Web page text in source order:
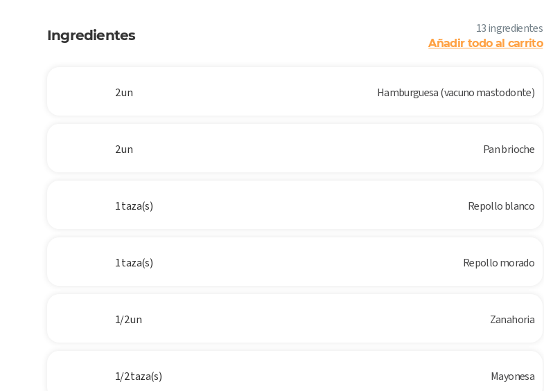
Ingredientes 13 ingredientes
Añadir todo al carrito
2 un Hamburguesa (vacuno mastodonte)
2 un Pan brioche
1 taza(s) Repollo blanco
1 taza(s) Repollo morado
1/2 un Zanahoria
1/2 taza(s) Mayonesa